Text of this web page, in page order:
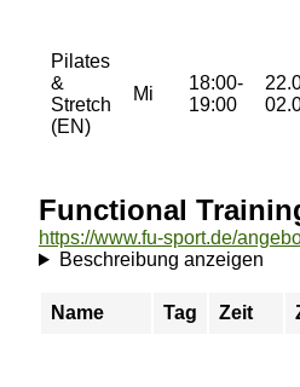
Pilates
&
Stretch
(EN)
Mi
18:00-
19:00
Functional
Beschreibung anzeigen
Name Tag Zeit